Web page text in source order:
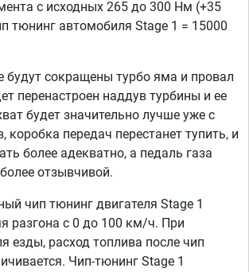
с исходных 265 до 300 Нм (+35
тюнинг автомобиля Stage 1 = 15000
будут сокращены турбо яма и провал
перенастроен наддув турбины и ее
будет значительно лучше уже с
коробка передач перестанет тупить, и
более адекватно, а педаль газа
отзывчивой.
чип тюнинг двигателя Stage 1
разгона с 0 до 100 км/ч. При
езды, расход топлива после чип
Чип-тюнинг Stage 1